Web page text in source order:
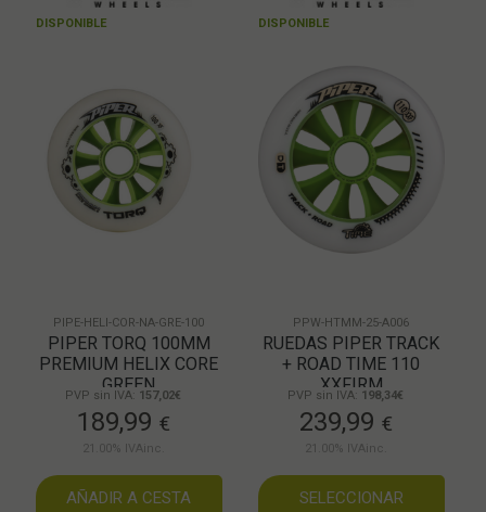
DISPONIBLE
PIPE-HELI-COR-NA-GRE-100
PIPER TORQ 100MM
PREMIUM HELIX CORE
GREEN
PVP sin IVA: 157,02€
189,99 €
21.00% IVAinc.
AÑADIR A CESTA
DISPONIBLE
PPW-HTMM-25-A006
RUEDAS PIPER TRACK
+ ROAD TIME 110
XXFIRM
PVP sin IVA: 198,34€
239,99 €
21.00% IVAinc.
SELECCIONAR